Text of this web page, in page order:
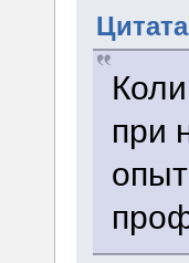
при